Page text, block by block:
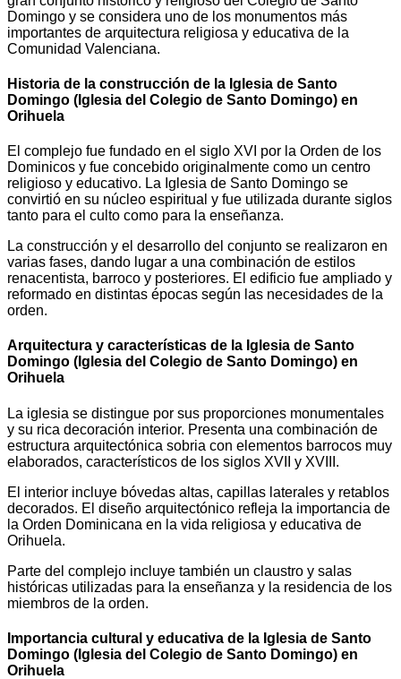
Domingo y se considera uno de los monumentos más
importantes de arquitectura religiosa y educativa de la
Comunidad Valenciana.
Historia de la construcción de la Iglesia de Santo
Domingo (Iglesia del Colegio de Santo Domingo) en
Orihuela
El complejo fue fundado en el siglo XVI por la Orden de los
Dominicos y fue concebido originalmente como un centro
religioso y educativo. La Iglesia de Santo Domingo se
convirtió en su núcleo espiritual y fue utilizada durante siglos
tanto para el culto como para la enseñanza.
La construcción y el desarrollo del conjunto se realizaron en
varias fases, dando lugar a una combinación de estilos
renacentista, barroco y posteriores. El edificio fue ampliado y
reformado en distintas épocas según las necesidades de la
orden.
Arquitectura y características de la Iglesia de Santo
Domingo (Iglesia del Colegio de Santo Domingo) en
Orihuela
La iglesia se distingue por sus proporciones monumentales
y su rica decoración interior. Presenta una combinación de
estructura arquitectónica sobria con elementos barrocos muy
elaborados, característicos de los siglos XVII y XVIII.
El interior incluye bóvedas altas, capillas laterales y retablos
decorados. El diseño arquitectónico refleja la importancia de
la Orden Dominicana en la vida religiosa y educativa de
Orihuela.
Parte del complejo incluye también un claustro y salas
históricas utilizadas para la enseñanza y la residencia de los
miembros de la orden.
Importancia cultural y educativa de la Iglesia de Santo
Domingo (Iglesia del Colegio de Santo Domingo) en
Orihuela